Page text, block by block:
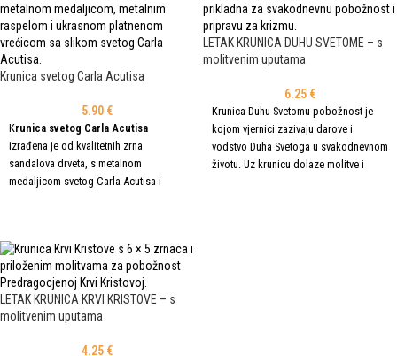
Krunica svetog Carla Acutisa
5.90 €
Krunica svetog Carla Acutisa
izrađena je od kvalitetnih zrna
sandalova drveta, s metalnom
medaljicom svetog Carla Acutisa i
svakodnevnu molitvu, hodočašća ili
kao poseban dar.
LETAK KRUNICA DUHU SVETOME – s
molitvenim uputama
6.25 €
Krunica Duhu Svetomu pobožnost je
kojom vjernici zazivaju darove i
vodstvo Duha Svetoga u svakodnevnom
životu. Uz krunicu dolaze molitve i
LETAK KRUNICA KRVI KRISTOVE – s
molitvenim uputama
4.25 €